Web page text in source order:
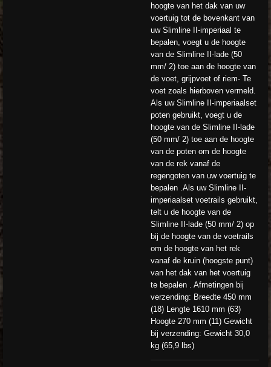
hoogte van het dak van uw
voertuig tot de bovenkant van
uw Slimline II-imperiaal te
bepalen, voegt u de hoogte
van de Slimline II-lade (50
mm/ 2) toe aan de hoogte van
de voet, grijpvoet of riem- Te
voet zoals hierboven vermeld.
Als uw Slimline II-imperiaalset
poten gebruikt, voegt u de
hoogte van de Slimline II-lade
(50 mm/ 2) toe aan de hoogte
van de poten om de hoogte
van de rek vanaf de
regengoten van uw voertuig te
bepalen .Als uw Slimline II-
imperiaalset voetrails gebruikt,
telt u de hoogte van de
Slimline II-lade (50 mm/ 2) op
bij de hoogte van de voetrails
om de hoogte van het rek
vanaf de kruin (hoogste punt)
van het dak van het voertuig
te bepalen . Afmetingen bij
verzending: Breedte 450 mm
(18) Lengte 1610 mm (63)
Hoogte 270 mm (11) Gewicht
bij verzending: Gewicht 30,0
kg (65,9 lbs)